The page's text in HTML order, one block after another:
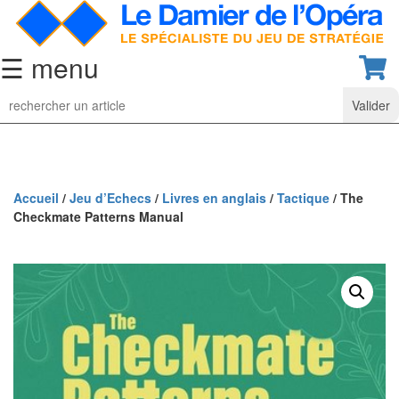
☰ menu
Jeu
d’Echecs
collection
classiques
Pièces
d’échecs
classiques
Coffrets
Accueil / Jeu d’Echecs / Livres en anglais / Tactique / The
Checkmate Patterns Manual